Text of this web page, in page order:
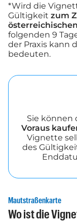
*Wird die
Gültigkeit zum
folgenden 9
der Praxis kann
bedeuten.
Sie können
Voraus
Vignette
des
Mautstraßenkarte
Wo ist die